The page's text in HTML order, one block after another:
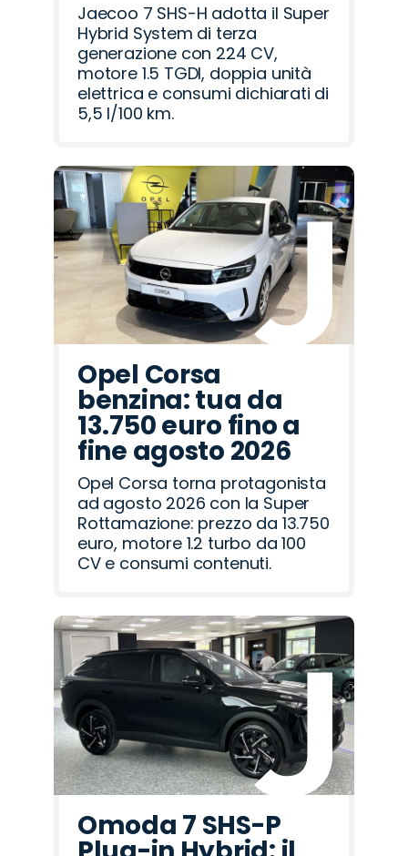
Jaecoo 7 SHS-H adotta il Super
Hybrid System di terza
generazione con 224 CV,
motore 1.5 TGDI, doppia unità
elettrica e consumi dichiarati di
5,5 l/100 km.
Opel Corsa
benzina: tua da
13.750 euro fino a
fine agosto 2026
Opel Corsa torna protagonista
ad agosto 2026 con la Super
Rottamazione: prezzo da 13.750
euro, motore 1.2 turbo da 100
CV e consumi contenuti.
Omoda 7 SHS-P